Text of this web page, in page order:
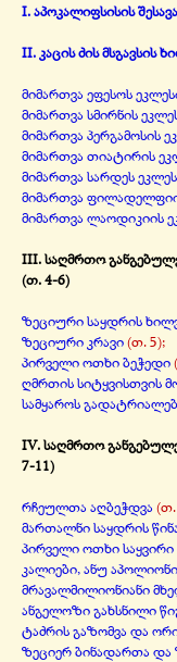
I. აპოკალიფსისის
II. კაცის ძის მსგავსის
მიმართვა ეფესოს
მიმართვა სმირნის
მიმართვა პერგამოსის
მიმართვა თიატირის
მიმართვა სარდეს
მიმართვა
მიმართვა ლაოდიკიის
III. საღმრთო
(თ. 4-6)
ზეციური საყდრის
ზეციური კრავი(თ. 5);
პირველი ოთხი ბეჭედი
ღმრთის სიტყვისთვის
სამყაროს
IV. საღმრთო
7-11)
რჩეულთა აღბეჭდვა (თ.
მართალნი საყდრის
პირველი ოთხი საყვირი
კალიები, ანუ
მრავალმილიონიანი
ანგელოზი გახსნილი
ტაძრის გაზომვა და
ზეციერ ბინადართა და